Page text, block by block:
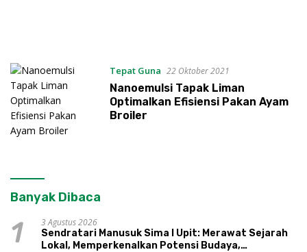
Tepat Guna 22 Oktober 2021
Nanoemulsi Tapak Liman
Optimalkan Efisiensi Pakan Ayam
Broiler
Banyak Dibaca
1
3 Agustus 2026
Sendratari Manusuk Sima I Upit: Merawat Sejarah
Lokal, Memperkenalkan Potensi Budaya,